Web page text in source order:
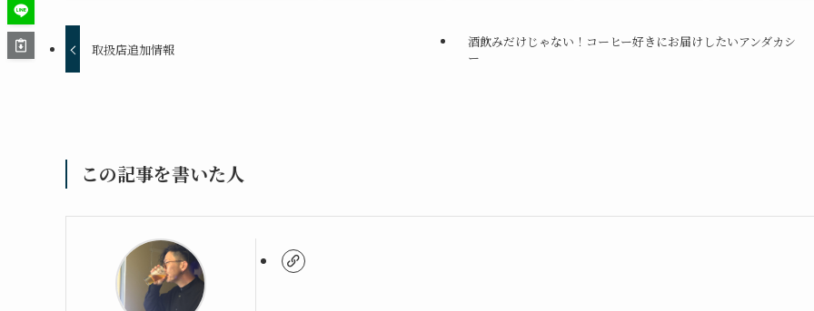
取扱店追加情報
酒飲みだけじゃない！コーヒー好きにお届けしたいアンダカシ
ー
この記事を書いた人